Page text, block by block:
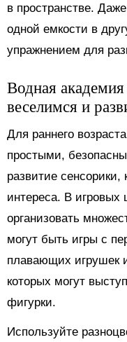
в пространстве.
одной емкости в
упражнением для
Водная
веселимся и
Для раннего
простыми,
развитие сенсорики,
интереса. В игровых
организовать
могут быть игры с
плавающих игрушек
которых могут
фигурки.
Используйте